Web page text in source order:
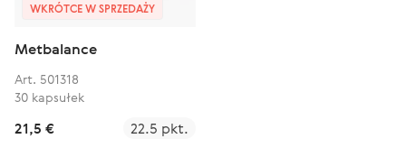
WKRÓTCE W SPRZEDAŻY
Metbalance
Art. 501318
30 kapsułek
21,5 € 22.5 pkt.